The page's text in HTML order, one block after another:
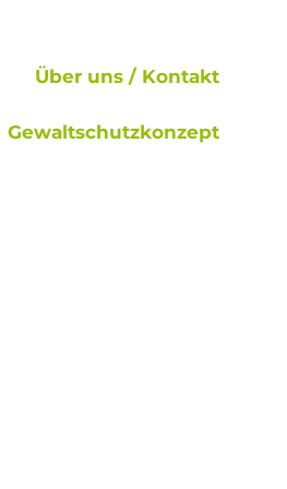
Über uns / Kontakt
Gewaltschutzkonzept